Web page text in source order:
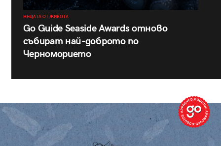
НЕЩАТА ОТ ЖИВОТА
Go Guide Seaside Awards отново
събират най-доброто по
Черноморието